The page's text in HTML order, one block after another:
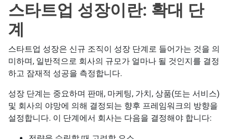
스타트업 성장이란: 확대 단
계
스타트업 성장은 신규 조직이 성장 단계로 들어가는 것을 의
미하며, 일반적으로 회사의 규모가 얼마나 될 것인지를 결정
하고 잠재적 성공을 측정합니다.
성장 단계는 중요하며 판매, 마케팅, 가치, 상품(또는 서비스)
및 회사의 야망에 의해 결정되는 향후 프레임워크의 방향을
설정합니다. 이 단계에서 회사는 다음을 결정해야 합니다: